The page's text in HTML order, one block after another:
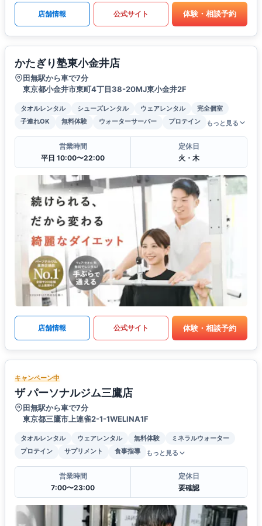
店舗情報 公式サイト 体験・相談予約
かたぎり塾東小金井店
田無駅から車で7分
東京都小金井市東町4丁目38-20MJ東小金井2F
タオルレンタル シューズレンタル ウェアレンタル
完全個室
子連れOK
無料体験 ウォーターサーバー プロテイン もっと見る
営業時間
平日 10:00〜22:00
定休日
火・木
店舗情報 公式サイト 体験・相談予約
キャンペーン中
ザ パーソナルジム三鷹店
田無駅から車で7分
東京都三鷹市上連雀2-1-1WELINA1F
タオルレンタル ウェアレンタル 無料体験
ミネラルウォーター
プロテイン
サプリメント 食事指導 もっと見る
営業時間
7:00〜23:00
定休日
要確認